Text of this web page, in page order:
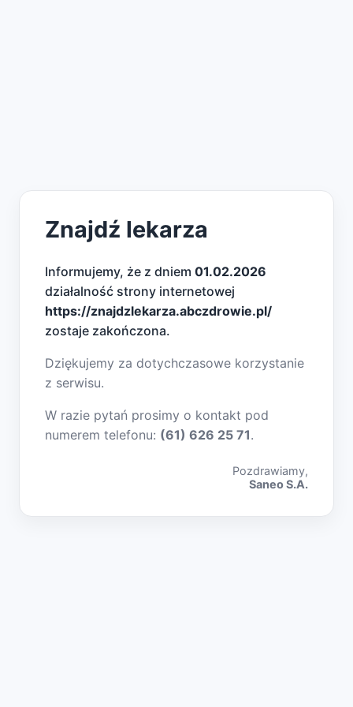
Znajdź lekarza
Informujemy, że z dniem 01.02.2026
działalność strony internetowej
https://znajdzlekarza.abczdrowie.pl/
zostaje zakończona.
Dziękujemy za dotychczasowe korzystanie
z serwisu.
W razie pytań prosimy o kontakt pod
numerem telefonu: (61) 626 25 71.
Pozdrawiamy,
Saneo S.A.